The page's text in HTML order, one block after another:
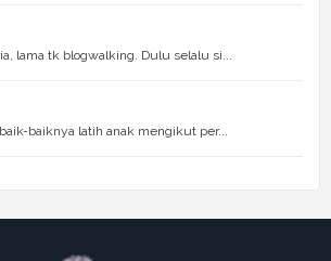
lama tk blogwalking. Dulu selalu si...
baiknya latih anak mengikut per...